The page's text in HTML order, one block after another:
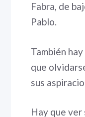
Fabra, de
Pablo.
También
que
sus
Hay que ver